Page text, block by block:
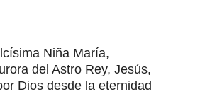
Niña María,
del Astro Rey, Jesús,
Dios desde la eternidad